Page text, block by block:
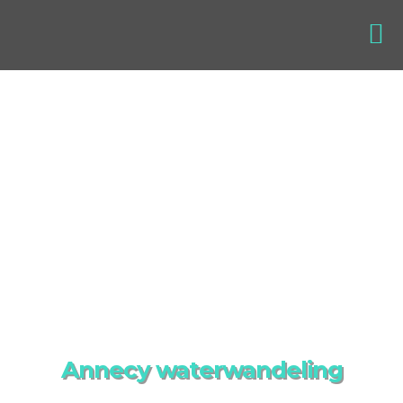
Annecy waterwandeling